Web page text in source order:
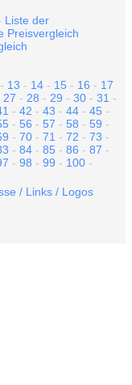
Liste der
Preisvergleich
- 13 - 14 - 15 - 16 - 17
27 - 28 - 29 - 30 - 31 -
- 42 - 43 - 44 - 45 -
- 56 - 57 - 58 - 59 -
- 70 - 71 - 72 - 73 -
- 84 - 85 - 86 - 87 -
- 98 - 99 - 100 -
/ Links / Logos